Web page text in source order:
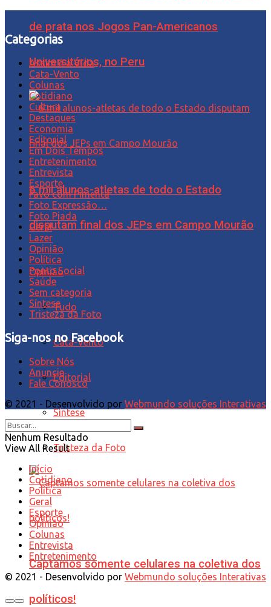
de prata nos Jogos Pan-Americanos
Universitários, no Peru
6 mil alunos-atletas de todo o Estado
disputam final dos JEPs em Campo Mourão
Opinião
Tudo
Cata-Vento
Editorial
Síntese
Tristeza da Foto
Captamos somente celulares na coletiva dos
políticos!
Categorias
Assim é a Vida
Cata-Vento
Colunas
Cotidiano
Cultura
Destaques
Economia
Editorial
Em Dois Tempos
Entretenimento
Entrevista
Esporte
Favo com Pimenta
Foto Expressão…
Foto Piada
Geral
Lazer
Opinião
Política
Ponto Social
Saúde
Sem categoria
Síntese
Tristeza da Foto
Siga-nos no Facebook
Sobre Nós
Anuncie
Fale Conosco
© 2021 - Desenvolvido por Webmundo soluções Interativas
Nenhum Resultado
View All Result
Início
Cotidiano
Política
Geral
Esporte
Opinião
Colunas
Entrevista
Entretenimento
© 2021 - Desenvolvido por Webmundo soluções Interativas